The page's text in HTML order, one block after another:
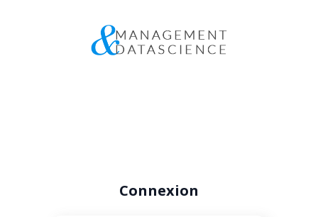
Connexion